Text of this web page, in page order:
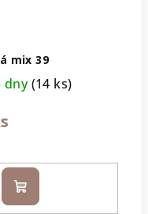
mix 39
dny(14 ks)
Do
košíku